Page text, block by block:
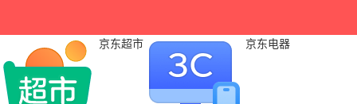
京东超市 京东电器